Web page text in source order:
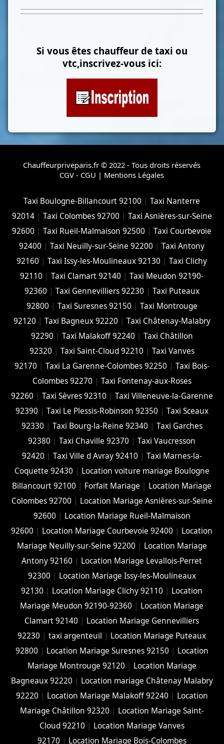
Si vous êtes chauffeur de taxi ou
vtc,inscrivez-vous ici:
Chauffeurpriveparis.fr © 2022 - Tous droits réservés
CGV - CGU | Mentions Légales
Taxi Boulogne-Billancourt 92100 |Taxi Nanterre
92014| Taxi Colombes 92700 | Taxi Asnières-sur-Seine
92600 |Taxi Rueil-Malmaison 92500 |Taxi Courbevoie
92400 |Taxi Neuilly-sur-Seine 92200 |Taxi Antony
92160 |Taxi Issy-les-Moulineaux 92130 |Taxi Clichy
92110 |Taxi Clamart 92140 |Taxi Meudon 92190-
92360 | Taxi Gennevilliers 92230 | Taxi Puteaux
92800 | Taxi Suresnes 92150 | Taxi Montrouge
92120 | Taxi Bagneux 92220 | Taxi Châtenay-Malabry
92290 | Taxi Malakoff 92240 | Taxi Châtillon
92320 | Taxi Saint-Cloud 92210 | Taxi Vanves
92170 | Taxi La Garenne-Colombes 92250 | Taxi Bois-
Colombes 92270 | Taxi Fontenay-aux-Roses
92260 | Taxi Sèvres 92310 | Taxi Villeneuve-la-Garenne
92390 | Taxi Le Plessis-Robinson 92350 | Taxi Sceaux
92330 | Taxi Bourg-la-Reine 92340 | Taxi Garches
92380 |Taxi Chaville 92370 |Taxi Vaucresson
92420 | Taxi Ville d Avray 92410 | Taxi Marnes-la-
Coquette 92430 | Location voiture mariage Boulogne
Billancourt 92100 | Forfait Mariage | Location Mariage
Colombes 92700 | Location Mariage Asnières-sur-Seine
92600 | Location Mariage Rueil-Malmaison
92600 | Location Mariage Courbevoie 92400 | Location
Mariage Neuilly-sur-Seine 92200 | Location Mariage
Antony 92160 | Location Mariage Levallois-Perret
92300 | Location Mariage Issy-les-Moulineaux
92130 | Location Mariage Clichy 92110 | Location
Mariage Meudon 92190-92360 | Location Mariage
Clamart 92140 | Location Mariage Gennevilliers
92230 |taxi argenteuil | Location Mariage Puteaux
92800 | Location Mariage Suresnes 92150 | Location
Mariage Montrouge 92120 | Location Mariage
Bagneaux 92220 | Location mariage Châtenay Malabry
92220 | Location Mariage Malakoff 92240 | Location
Mariage Châtillon 92320 | Location Mariage Saint-
Cloud 92210 | Location Mariage Vanves
92170 | Location Mariage Bois-Colombes